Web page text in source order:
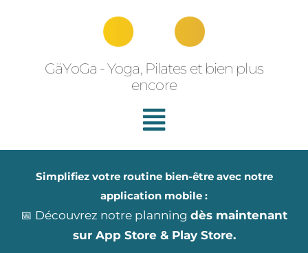
GäYoGa - Yoga, Pilates et bien plus
encore
Simplifiez votre routine bien-être avec notre
application mobile :
📅 Découvrez notre planning dès maintenant
sur App Store & Play Store.